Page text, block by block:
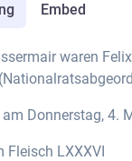
Embed
waren
Donnerstag, 4.
Fleisch LXXXVI